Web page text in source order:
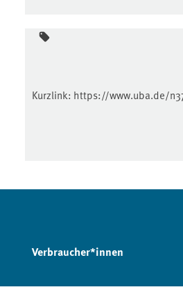
Kurzlink: https://www.uba.de/
Verbraucher*innen